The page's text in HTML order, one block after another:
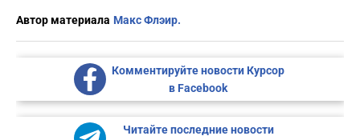
Автор материала Макс Флэир.
Комментируйте новости Курсор
в Facebook
Читайте последние новости